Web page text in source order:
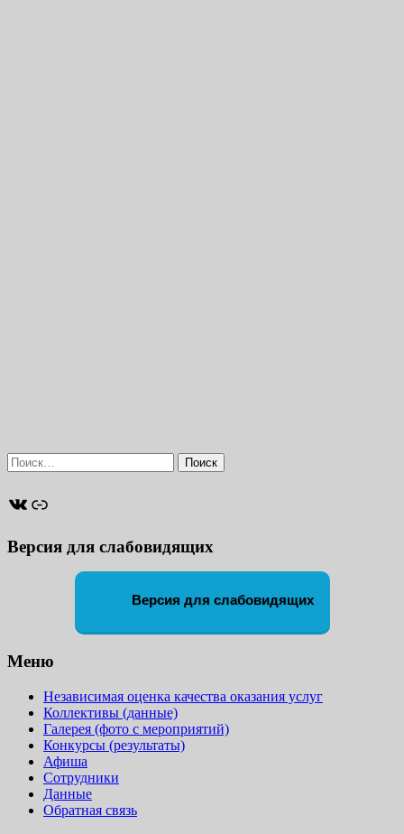
Найти:
ВКонтакте
Ссылка
Версия для слабовидящих
Версия для слабовидящих
Меню
Независимая оценка качества оказания услуг
Коллективы (данные)
Галерея (фото с мероприятий)
Конкурсы (результаты)
Афиша
Сотрудники
Данные
Обратная связь